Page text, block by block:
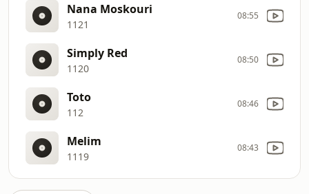
Nana Moskouri
1121
08:55
Simply Red
1120
08:50
Toto
112
08:46
Melim
1119
08:43